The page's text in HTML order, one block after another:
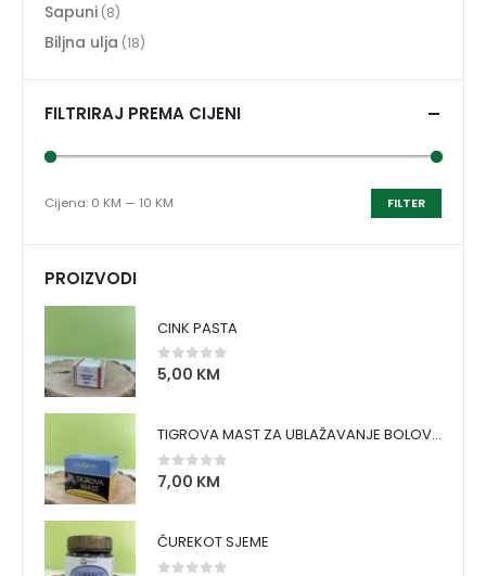
Sapuni (8)
Biljna ulja (18)
FILTRIRAJ PREMA CIJENI
FILTER
Cijena: 0 KM — 10 KM
PROIZVODI
CINK PASTA
0 out of 5
5,00 KM
TIGROVA MAST ZA UBLAŽAVANJE BOLOVA I ZAGRIJAVANJE MIŠIĆA
0 out of 5
7,00 KM
ČUREKOT SJEME